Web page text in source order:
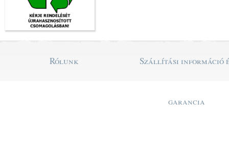
Rólunk Szállítási információ
garancia